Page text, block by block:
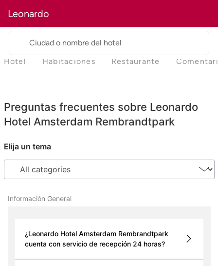
Leonardo
Ciudad o nombre del hotel
Hotel Habitaciones Restaurante
Preguntas frecuentes sobre Leonardo
Hotel Amsterdam Rembrandtpark
Elija un tema
Información General
¿Leonardo Hotel Amsterdam Rembrandtpark
cuenta con servicio de recepción 24 horas?